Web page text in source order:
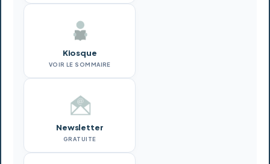
Kiosque
VOIR LE SOMMAIRE
Newsletter
GRATUITE